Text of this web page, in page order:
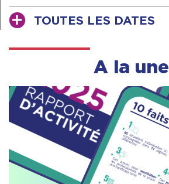
TOUTES LES DATES
A la une